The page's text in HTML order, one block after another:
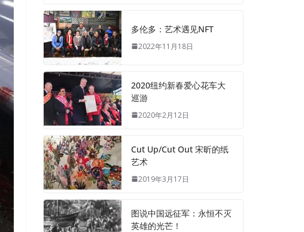
多伦多：艺术遇见NFT
2022年11月18日
2020纽约新春爱心花车大
巡游
2020年2月12日
Cut Up/Cut Out 宋昕的纸
艺术
2019年3月17日
图说中国远征军：永恒不灭
英雄的光芒！